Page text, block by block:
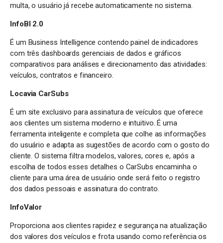
multa, o usuário já recebe automaticamente no sistema.
InfoBI 2.0
É um Business Intelligence contendo painel de indicadores
com três dashboards gerenciais de dados e gráficos
comparativos para análises e direcionamento das atividades:
veículos, contratos e financeiro.
Locavia CarSubs
É um site exclusivo para assinatura de veículos que oferece
aos clientes um sistema moderno e intuitivo. É uma
ferramenta inteligente e completa que colhe as informações
do usuário e adapta as sugestões de acordo com o gosto do
cliente. O sistema filtra modelos, valores, cores e, após a
escolha de todos esses detalhes o CarSubs encaminha o
cliente para uma área de usuário onde será feito o registro
dos dados pessoais e assinatura do contrato.
InfoValor
Proporciona aos clientes rapidez e segurança na atualização
dos valores dos veículos e frota usando como referência os